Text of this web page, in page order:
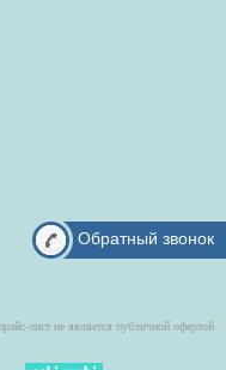
Обратный звонок
лист не является публичной офертой